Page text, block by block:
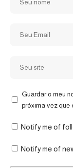
Guardar o meu
próxima vez que
Notify me of
Notify me of